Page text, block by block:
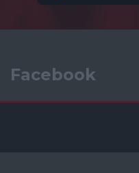
Facebook